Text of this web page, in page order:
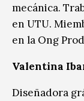
mecánica.
en UTU.
en la Ong
Valentina
Diseñadora